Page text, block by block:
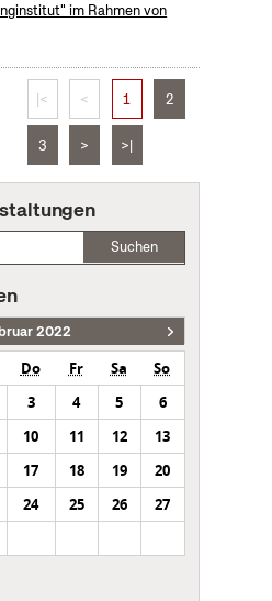
im Rahmen von
|< < 1 2
3 > >|
Suchen
2022
Do Fr Sa
So
3 4 5
6
10 11 12
13
17 18 19
20
24 25 26
27